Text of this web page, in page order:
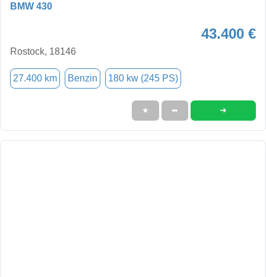
BMW 430
43.400 €
Rostock, 18146
27.400 km Benzin 180 kw (245 PS)
★ ➦ ➜